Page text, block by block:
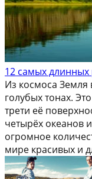
12 самых
Из космоса
голубых тонах.
трети её
четырёх океанов
огромное
мире красивых и